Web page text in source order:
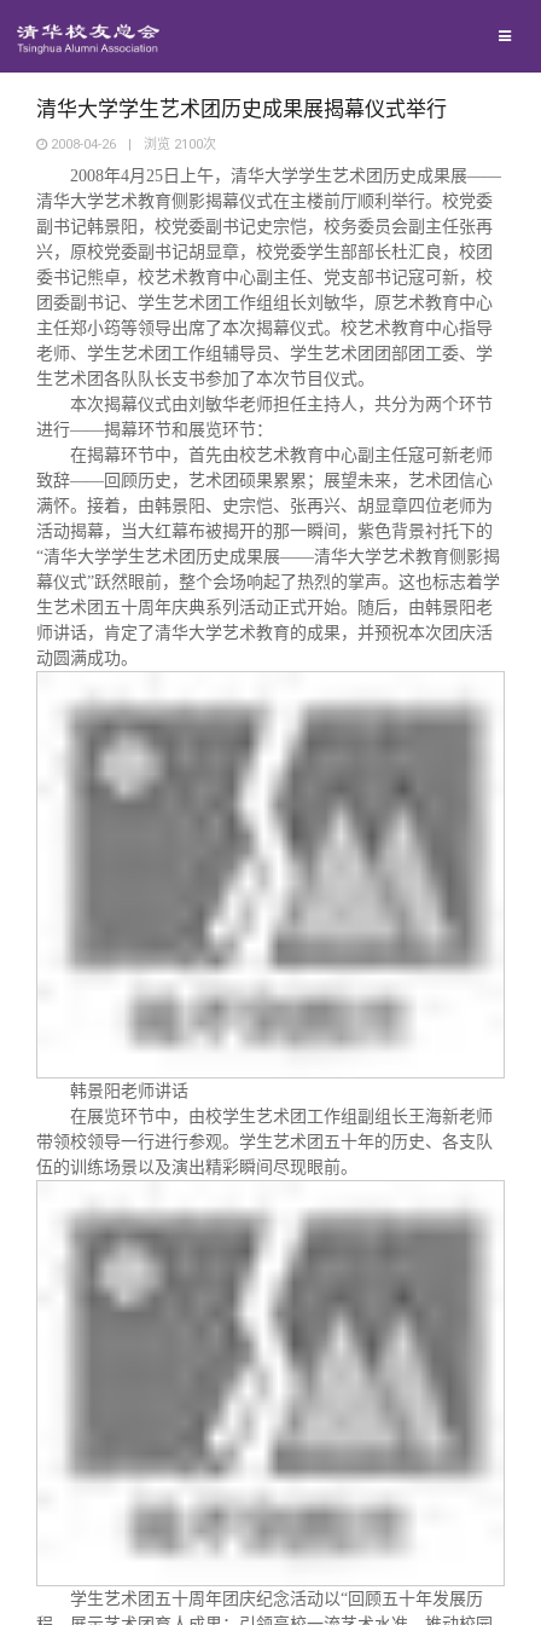
地区联络
年级联络
院系校友工作
专业委员会
兴趣群体
西南联大校友会
回馈母校
捐赠项目
捐赠新闻
捐赠纪事
捐赠方法
义工计划
媒体平台
《清华校友通讯》
《水木清华》
我要订阅
新媒体平台
百年清华
清华人物
清华故事
青春风采
校友文苑
校友讲坛
校友服务
终身学习
信息化服务
三创大赛
实用信息
校友总会
总会简介
会长致辞
总会章程
制度法规
关闭
清华大学学生艺术团历史成果展揭幕仪式举行
2008-04-26 | 浏览 2100次
2008年4月 25 日上午，清华大学学生艺术团历史成果展——
清华大学艺术教育侧影揭幕仪式在主楼前厅顺利举行。校党委
副书记韩景阳，校党委副书记史宗恺，校务委员会副主任张再
兴，原校党委副书记胡显章，校党委学生部部长杜汇良，校团
委书记熊卓，校艺术教育中心副主任、党支部书记寇可新，校
团委副书记、学生艺术团工作组组长刘敏华，原艺术教育中心
主任郑小筠等领导出席了本次揭幕仪式。校艺术教育中心指导
老师、学生艺术团工作组辅导员、学生艺术团团部团工委、学
生艺术团各队队长支书参加了本次节目仪式。
本次揭幕仪式由刘敏华老师担任主持人，共分为两个环节
进行——揭幕环节和展览环节：
在揭幕环节中，首先由校艺术教育中心副主任寇可新老师
致辞——回顾历史，艺术团硕果累累；展望未来，艺术团信心
满怀。接着，由韩景阳、史宗恺、张再兴、胡显章四位老师为
活动揭幕，当大红幕布被揭开的那一瞬间，紫色背景衬托下的
“清华大学学生艺术团历史成果展——清华大学艺术教育侧影揭
幕仪式”跃然眼前，整个会场响起了热烈的掌声。这也标志着学
生艺术团五十周年庆典系列活动正式开始。随后，由韩景阳老
师讲话，肯定了清华大学艺术教育的成果，并预祝本次团庆活
动圆满成功。
韩景阳老师讲话
在展览环节中，由校学生艺术团工作组副组长王海新老师
带领校领导一行进行参观。学生艺术团五十年的历史、各支队
伍的训练场景以及演出精彩瞬间尽现眼前。
学生艺术团五十周年团庆纪念活动以“回顾五十年发展历